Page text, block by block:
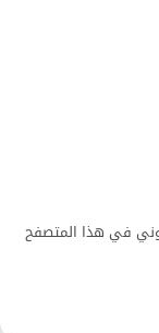
في هذا المتصفح